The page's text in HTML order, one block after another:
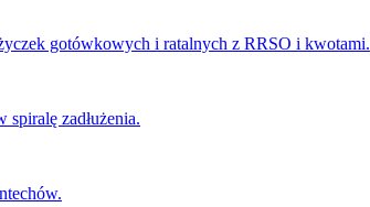
gotówkowych i ratalnych z RRSO i kwotami.
zadłużenia.